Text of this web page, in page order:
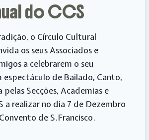
do CCS
o Círculo Cultural
os seus Associados e
a celebrarem o seu
espectáculo de Bailado, Canto,
pelas Secções, Academias e
a realizar no dia 7 de Dezembro
de S.Francisco.